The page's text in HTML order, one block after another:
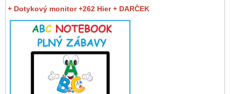
+ Dotykový monitor +262 Hier + DARČEK